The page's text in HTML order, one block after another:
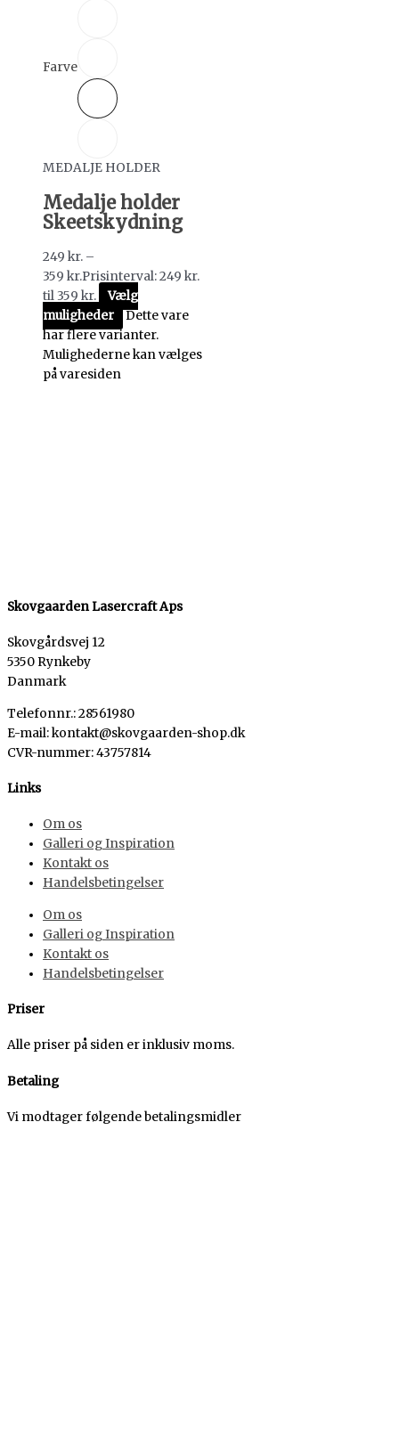
Farve
MEDALJE HOLDER
Medalje holder
Skeetskydning
249 kr. –
359 kr.Prisinterval: 249 kr.
til 359 kr.
Vælg
muligheder
Dette vare
har flere varianter.
Mulighederne kan vælges
på varesiden
Skovgaarden Lasercraft Aps
Skovgårdsvej 12
5350 Rynkeby
Danmark
Telefonnr.: 28561980
E-mail: kontakt@skovgaarden-shop.dk
CVR-nummer:43757814
Links
Om os
Galleri og Inspiration
Kontakt os
Handelsbetingelser
Om os
Galleri og Inspiration
Kontakt os
Handelsbetingelser
Priser
Alle priser på siden er inklusiv moms.
Betaling
Vi modtager følgende betalingsmidler